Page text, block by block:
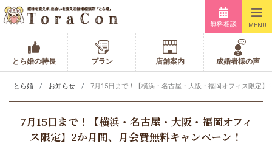
無料相談 MENU
とら婚の特長 プラン 店舗案内 成婚者様の声
とら婚 お知らせ 7月15日まで！【横浜・名古屋・大阪・福岡オフィス限定
7月15日まで！【横浜・名古屋・大阪・福岡オフィ
ス限定】2か月間、月会費無料キャンペーン！